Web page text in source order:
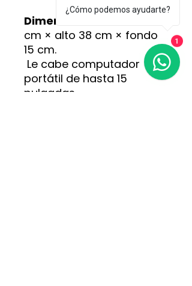
Dimensiones:
cm × alto 38 cm × fondo
15 cm.
Le cabe computador
portátil de hasta 15
pulgadas.
¿Cómo podemos ayudarte?
1